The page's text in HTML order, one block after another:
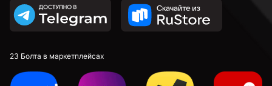
20 мм
22 мм
23 Болта в маркетплейсах